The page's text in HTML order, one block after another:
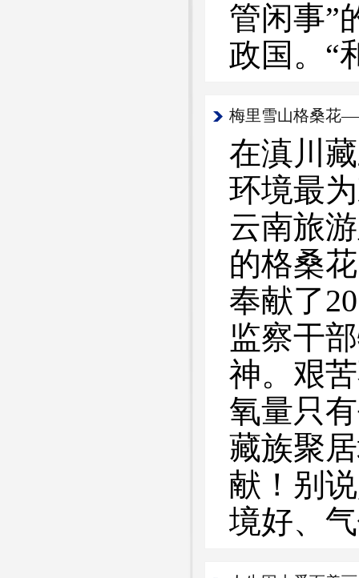
管闲事”
政国。“
梅里雪山格桑花
在滇川
环境最
云南旅
的格桑
奉献了
监察干
神。艰
氧量只
藏族聚
献！别
境好、